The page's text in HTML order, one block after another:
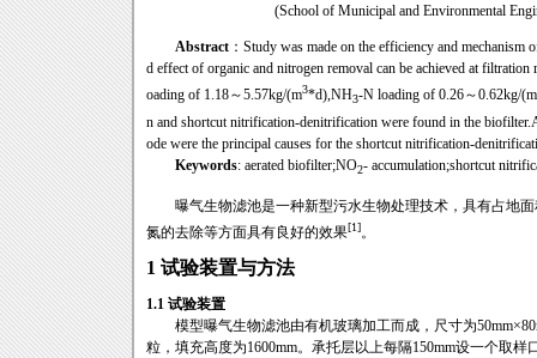
(School of Municipal and Environmental
Abstract ：Study was made on the efficiency and
d effect of organic and nitrogen removal can be achieved at
oading of 1.18～5.57kg/(m3*d),NH3-N loading of 0.26～0.62kg/(m
n and shortcut nitrification-denitrification were found in the
ode were the principal causes for the shortcut nitrification-
Keywords: aerated biofilter;NO2- accumulation;shortcut
曝气生物滤池是一种新型污水生物处理技术，具有占地面
氮的去除等方面具有良好的效果[1]。
1 试验装置与方法
1.1 试验装置
模型曝气生物滤池由有机玻璃加工而成，尺寸为
粒，填充高度为1600mm。承托层以上每隔150mm设一个取